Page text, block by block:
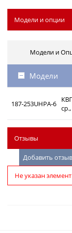
Модели и опции
Модели и
Модели
187-253UHPA-6
Отзывы
Добавить отзыв
Не указан